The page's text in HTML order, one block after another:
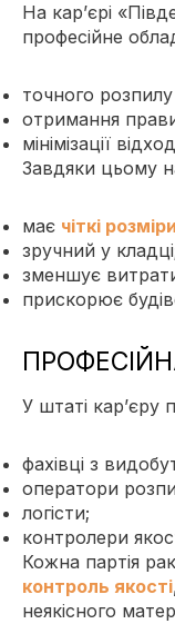
На кар’єрі
професійне
точного
отримання
мінімізації
Завдяки цьому
має чіткі розміри
зручний у
зменшує
прискорює
У штаті кар’єру
фахівці з
оператори
логісти;
контролери
Кожна партія
контроль якості
неякісного